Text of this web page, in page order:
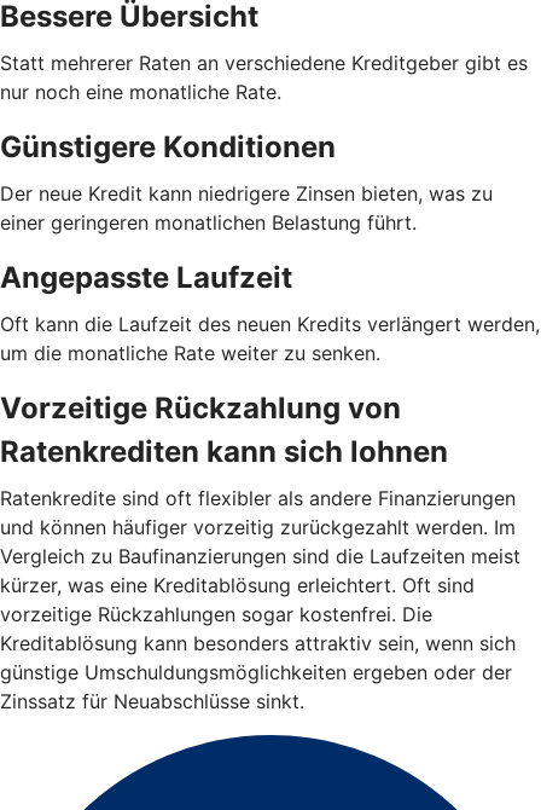
Bessere Übersicht
Statt mehrerer Raten an verschiedene Kreditgeber gibt es
nur noch eine monatliche Rate.
Günstigere Konditionen
Der neue Kredit kann niedrigere Zinsen bieten, was zu
einer geringeren monatlichen Belastung führt.
Angepasste Laufzeit
Oft kann die Laufzeit des neuen Kredits verlängert werden,
um die monatliche Rate weiter zu senken.
Vorzeitige Rückzahlung von
Ratenkrediten kann sich lohnen
Ratenkredite sind oft flexibler als andere Finanzierungen
und können häufiger vorzeitig zurückgezahlt werden. Im
Vergleich zu Baufinanzierungen sind die Laufzeiten meist
kürzer, was eine Kreditablösung erleichtert. Oft sind
vorzeitige Rückzahlungen sogar kostenfrei. Die
Kreditablösung kann besonders attraktiv sein, wenn sich
günstige Umschuldungsmöglichkeiten ergeben oder der
Zinssatz für Neuabschlüsse sinkt.